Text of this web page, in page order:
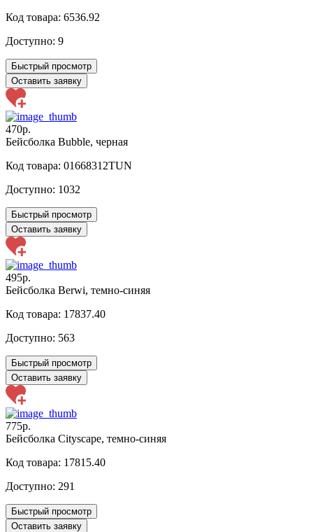
Код товара: 6536.92
Доступно: 9
Быстрый просмотр
Оставить заявку
470р.
Бейсболка Bubble, черная
Код товара: 01668312TUN
Доступно: 1032
Быстрый просмотр
Оставить заявку
495р.
Бейсболка Berwi, темно-синяя
Код товара: 17837.40
Доступно: 563
Быстрый просмотр
Оставить заявку
775р.
Бейсболка Cityscape, темно-синяя
Код товара: 17815.40
Доступно: 291
Быстрый просмотр
Оставить заявку